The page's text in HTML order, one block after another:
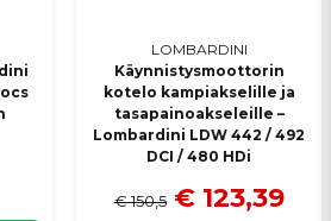
LOMBARDINI
Käynnistysmoottorin
kotelo kampiakselille ja
tasapainoakseleille –
Lombardini LDW 442 / 492
DCI / 480 HDi
€ 150,5 € 123,39